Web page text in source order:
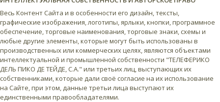
Весь Контент Сайта и в особенности его дизайн, тексты,
графические изображения, логотипы, ярлыки, кнопки, программное
обеспечение, торговые наименования, торговые знаки, схемы и
любые другие элементы, которые могут быть использованы в
производственных или коммерческих целях, являются объектами
интеллектуальной и промышленной собственности "ТЕЛЕФЕРИКО
ДЕЛЬ ПИКО ДЕ ТЕЙДЕ, С.А." или третьих лиц, выступающих их
собственниками, которые дали своё согласие на их использование
на Сайте, при этом, данные третьи лица выступают их
единственными правообладателями.